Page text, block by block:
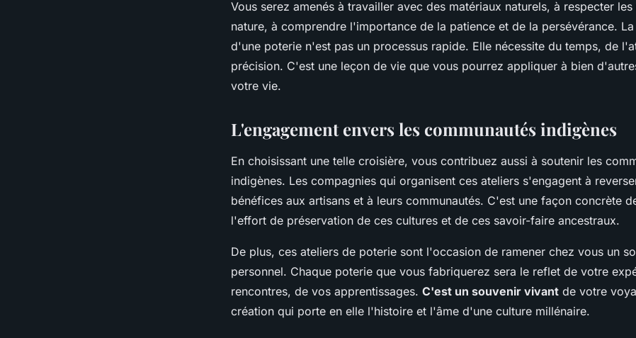
Vous serez amenés à travailler avec des matériaux naturels, à respecter
nature, à comprendre l'importance de la patience et de la persévérance.
d'une poterie n'est pas un processus rapide. Elle nécessite du temps, de
précision. C'est une leçon de vie que vous pourrez appliquer à bien
votre vie.
L'engagement envers les communautés indigènes
En choisissant une telle croisière, vous contribuez aussi à soutenir les
indigènes. Les compagnies qui organisent ces ateliers s'engagent à
bénéfices aux artisans et à leurs communautés. C'est une façon concrète
l'effort de préservation de ces cultures et de ces savoir-faire ancestraux.
De plus, ces ateliers de poterie sont l'occasion de ramener chez vous un
personnel. Chaque poterie que vous fabriquerez sera le reflet de votre
rencontres, de vos apprentissages. C'est un souvenir vivant de votre
création qui porte en elle l'histoire et l'âme d'une culture millénaire.